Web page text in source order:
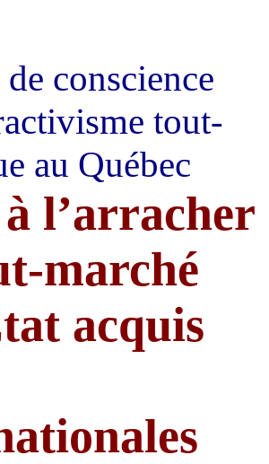
conscience
tout-
au Québec
l’arracher
marché
acquis